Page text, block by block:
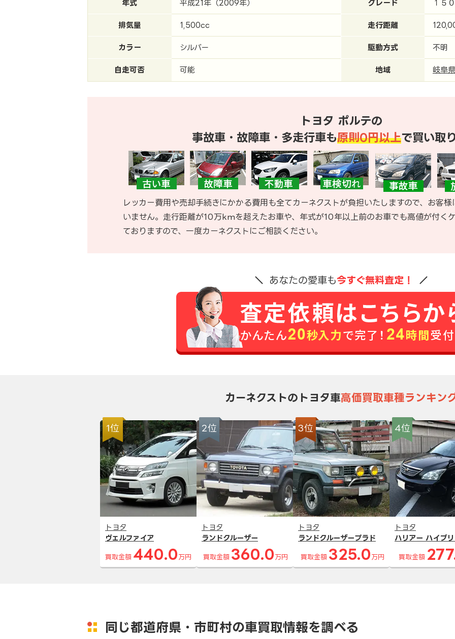
年式 平成21年（2009年） グレード １５
排気量 1,500cc 走行距離
カラー シルバー 駆動方式 不明
自走可否 可能 地域 岐阜県
トヨタ ポルテの
事故車・故障車・多走行車も原則0円以上で買い取
レッカー費用や売却手続きにかかる費用も全てカーネクストが負担いたしますので、お客
いません。走行距離が10万kmを超えたお車や、年式が10年以上前のお車でも高値が付く
ておりますので、一度カーネクストにご相談ください。
あなたの愛車も今すぐ無料査定！
カーネクストのトヨタ車高価買取車種ランキン
1位
トヨタ
ヴェルファイア
買取金額 440.0 万円
2位
トヨタ
ランドクルーザー
買取金額 360.0 万円
3位
トヨタ
ランドクルーザープラド
買取金額 325.0 万円
4位
トヨタ
ハリアー ハイブ
買取金額
同じ都道府県・市町村の車買取情報を調べる